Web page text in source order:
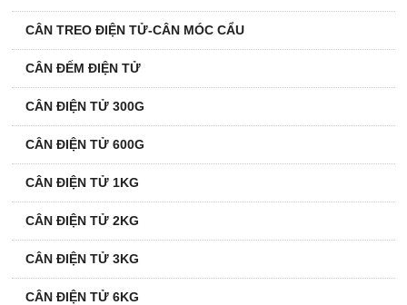
CÂN TREO ĐIỆN TỬ-CÂN MÓC CẨU
CÂN ĐẾM ĐIỆN TỬ
CÂN ĐIỆN TỬ 300G
CÂN ĐIỆN TỬ 600G
CÂN ĐIỆN TỬ 1KG
CÂN ĐIỆN TỬ 2KG
CÂN ĐIỆN TỬ 3KG
CÂN ĐIỆN TỬ 6KG